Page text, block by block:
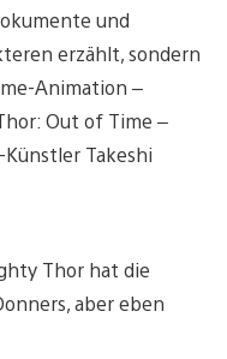
und
erzählt, sondern
Animation –
Out of Time –
Takeshi
Thor hat die
aber eben